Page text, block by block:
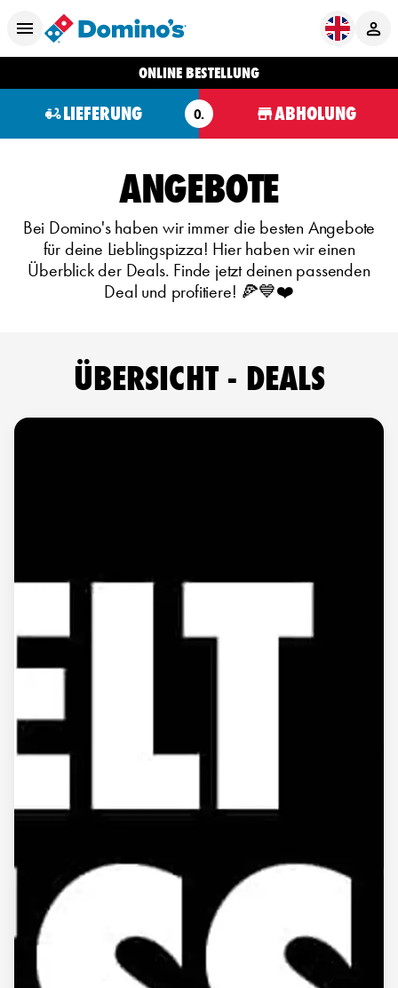
ONLINE BESTELLUNG
LIEFERUNG O. ABHOLUNG
ANGEBOTE
Bei Domino's haben wir immer die besten Angebote
für deine Lieblingspizza! Hier haben wir einen
Überblick der Deals. Finde jetzt deinen passenden
Deal und profitiere! 🍕💙❤️
ÜBERSICHT - DEALS